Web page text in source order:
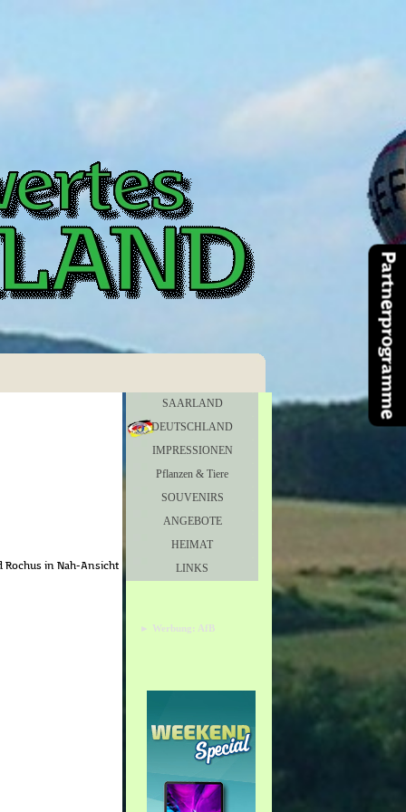
Partnerprogramme
Menü überspringen
SAARLAND
DEUTSCHLAND
IMPRESSIONEN
Pflanzen & Tiere
SOUVENIRS
▼
ANGEBOTE
HEIMAT
LINKS
▼
► Werbung: AfB
Rochus in Nah-Ansicht